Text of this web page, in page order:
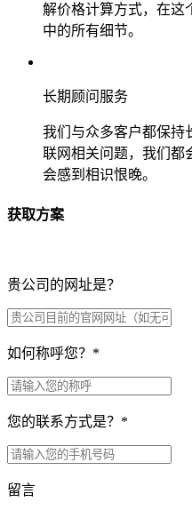
解价格计算方式，在这
中的所有细节。
长期顾问服务
我们与众多客户都保持
联网相关问题，我们都
会感到相识恨晚。
获取方案
贵公司的网址是？
如何称呼您？ *
您的联系方式是？ *
留言